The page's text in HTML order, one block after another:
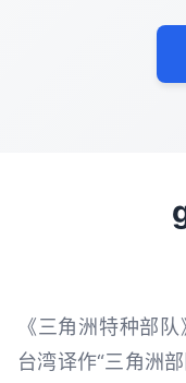
《三角洲特种部
台湾译作“三角洲